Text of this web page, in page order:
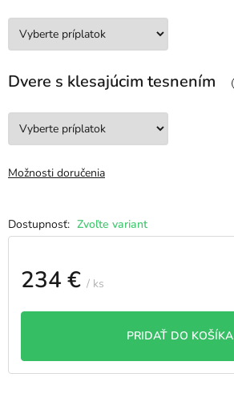
Zvoľte variant
Dvere s klesajúcim tesnením
Možnosti doručenia
234 € / ks
PRIDAŤ DO KOŠÍKA